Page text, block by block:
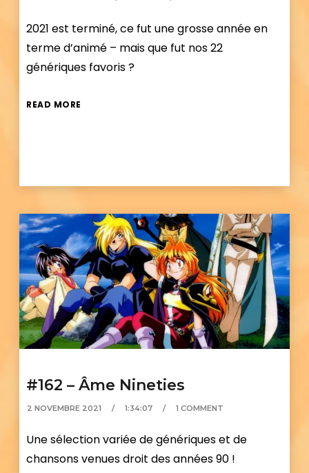
2021 est terminé, ce fut une grosse année en
terme d’animé – mais que fut nos 22
génériques favoris ?
READ MORE
#162 – Âme Nineties
2 NOVEMBRE 2021 1:34:07 1 COMMENT
Une sélection variée de génériques et de
chansons venues droit des années 90 !